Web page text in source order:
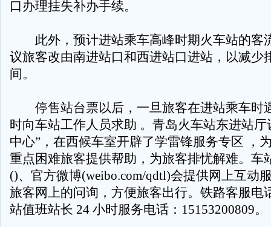
口办理挂失补办手续。
此外，预计进站乘车高峰时期火车站的客
议旅客改由南进站口和西进站口进站，以减少
间。
停售站台票以后，一旦旅客在进站乘车时
时向车站工作人员求助 。青岛火车站东进站厅
中心”，在西候车室开辟了学雷锋服务专区 ，
重点困难旅客提供帮助，为旅客排忧解难。车
()、官方微博(weibo.com/qdtl)会提供网上互动
旅客网上的问询，方便旅客出行。铁路客服电
站值班站长 24 小时服务电话：15153200809。